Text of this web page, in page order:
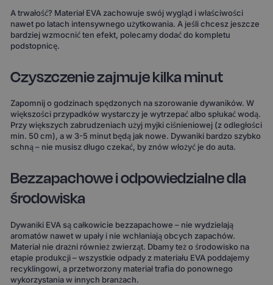
A trwałość? Materiał EVA zachowuje swój wygląd i właściwości
nawet po latach intensywnego użytkowania. A jeśli chcesz jeszcze
bardziej wzmocnić ten efekt, polecamy dodać do kompletu
podstopnicę.
Czyszczenie zajmuje kilka minut
Zapomnij o godzinach spędzonych na szorowanie dywaników. W
większości przypadków wystarczy je wytrzepać albo spłukać wodą.
Przy większych zabrudzeniach użyj myjki ciśnieniowej (z odległości
min. 50 cm), a w 3-5 minut będą jak nowe. Dywaniki bardzo szybko
schną – nie musisz długo czekać, by znów włożyć je do auta.
Bezzapachowe i odpowiedzialne dla
środowiska
Dywaniki EVA są całkowicie bezzapachowe – nie wydzielają
aromatów nawet w upały i nie wchłaniają obcych zapachów.
Materiał nie drażni również zwierząt. Dbamy też o środowisko na
etapie produkcji – wszystkie odpady z materiału EVA poddajemy
recyklingowi, a przetworzony materiał trafia do ponownego
wykorzystania w innych branżach.